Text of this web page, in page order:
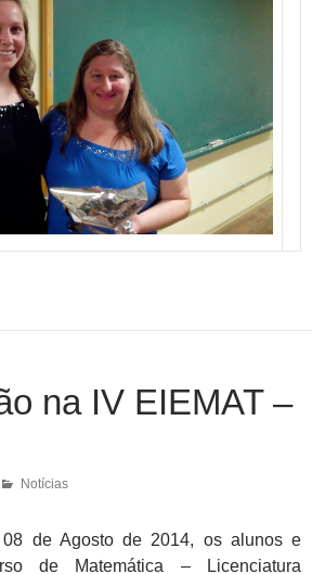
na IV EIEMAT –
Notícias
de Agosto de 2014, os alunos e
de Matemática – Licenciatura